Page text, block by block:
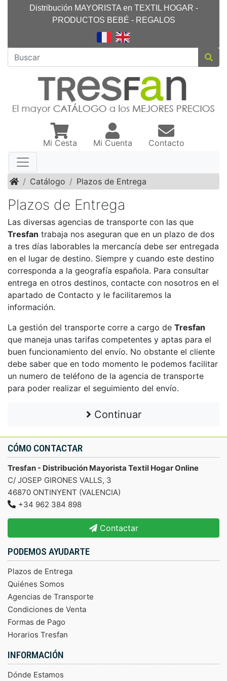
Distribución MAYORISTA en TEXTIL HOGAR -
PRODUCTOS BEBÉ - REGALOS
Mi Cesta Mi Cuenta Contacto
InicioCatálogo Plazos de Entrega
Plazos de Entrega
Las diversas agencias de transporte con las que
Tresfan trabaja nos aseguran que en un plazo de dos
a tres días laborables la mercancía debe ser entregada
en el lugar de destino. Siempre y cuando este destino
corresponda a la geografía española. Para consultar
entrega en otros destinos, contacte con nosotros en el
apartado de Contacto y le facilitaremos la
información.
La gestión del transporte corre a cargo de Tresfan
que maneja unas tarifas competentes y aptas para el
buen funcionamiento del envío. No obstante el cliente
debe saber que en todo momento le podemos facilitar
un numero de teléfono de la agencia de transporte
para poder realizar el seguimiento del envío.
Continuar
CÓMO CONTACTAR
Tresfan - Distribución Mayorista Textil Hogar Online
C/ JOSEP GIRONES VALLS, 3
46870 ONTINYENT (VALENCIA)
+34 962 384 898
Contactar
PODEMOS AYUDARTE
Plazos de Entrega
Quiénes Somos
Agencias de Transporte
Condiciones de Venta
Formas de Pago
Horarios Tresfan
INFORMACIÓN
Dónde Estamos